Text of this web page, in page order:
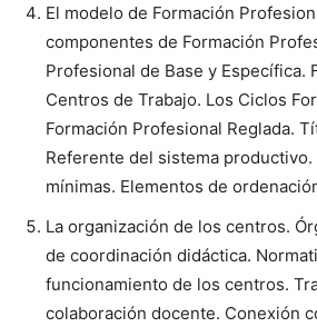
El modelo de Formación
componentes de Formación
Profesional de Base y Específica.
Centros de Trabajo. Los Ciclos
Formación Profesional Reglada.
Referente del sistema productivo.
mínimas. Elementos de
La organización de los centros.
de coordinación didáctica.
funcionamiento de los centros.
colaboración docente. Conexión